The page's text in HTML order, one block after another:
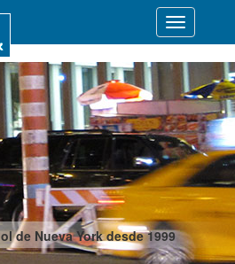
de Nueva York desde 1999
Desplegar